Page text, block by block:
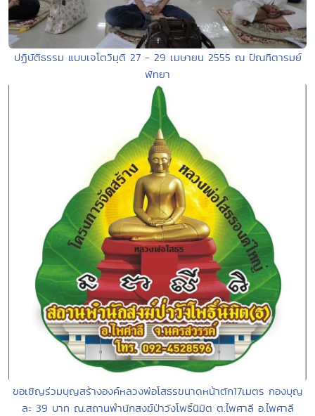
ปฏิบัติธรรม แบบเจโตวิมุติ 27 - 29 เมษายน 2555 ณ ปัณฑิตารมย์
พัทยา
ขอเชิญร่วมบุญสร้างองค์หลวงพ่อโสธรขนาดหน้าตัก17เมตร กองบุญ
ละ 39 บาท ณ.สถานพำนักสงฆ์ป่าวังโพธิ์นิมิต ต.ไพศาลี อ.ไพศาลี